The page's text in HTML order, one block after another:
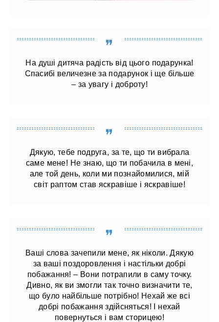
На душі дитяча радість від цього подарунка!
Спасибі величезне за подарунок і ще більше
– за увагу і доброту!
Дякую, тебе подруга, за те, що ти вибрала
саме мене! Не знаю, що ти побачила в мені,
але той день, коли ми познайомилися, мій
світ раптом став яскравіше і яскравіше!
Ваші слова зачепили мене, як ніколи. Дякую
за ваші поздоровлення і настільки добрі
побажання! – Вони потрапили в саму точку.
Дивно, як ви змогли так точно визначити те,
що було найбільше потрібно! Нехай же всі
добрі побажання здійсняться! І нехай
повернуться і вам сторицею!